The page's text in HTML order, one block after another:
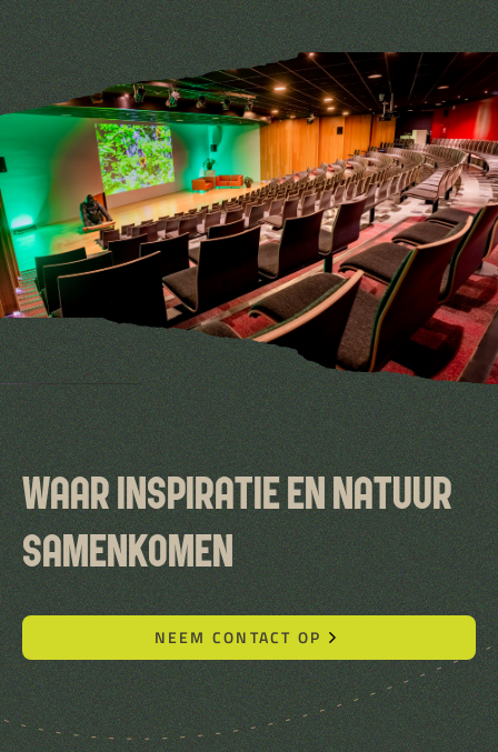
WAAR INSPIRATIE EN NATUUR
SAMENKOMEN
NEEM CONTACT OP